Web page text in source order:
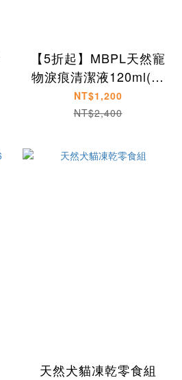
【5折起】MBPL天然寵
物淚痕清潔液120ml(日
製)-犬貓適用
NT$1,200
NT$2,400
天然犬貓凍乾零食組